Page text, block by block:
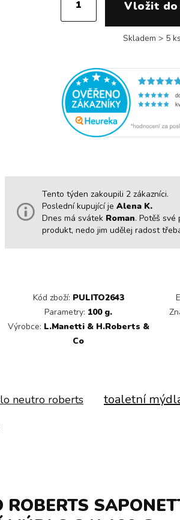
Tento týden zakoupili 2 zákazníci.
Poslední kupující jeAlena K.
Dnes má svátek Roman. Potěš
produkt, nedo jim udělej radost
Kód zboží: PULITO2643
Parametry: 100 g.
Výrobce: L.Manetti & H.Roberts &
Co
Skladem > 5 ks
neutro roberts
toaletní